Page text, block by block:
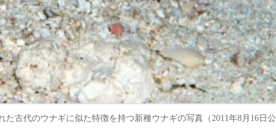
古代のウナギに似た特徴を持つ新種ウナギの写真（2011年8月16日公